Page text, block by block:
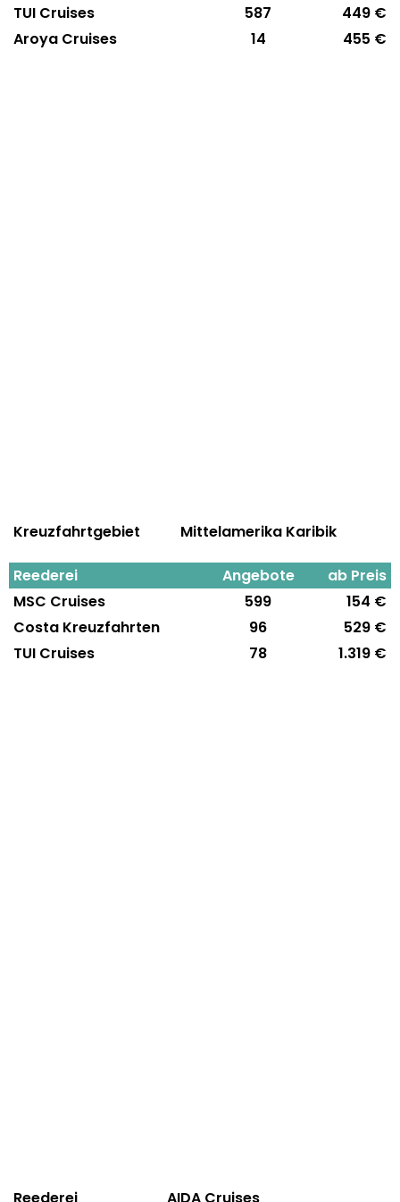
TUI Cruises 587
449 €
Aroya Cruises
14 455 €
Kreuzfahrtgebiet Mittelamerika Karibik
Reederei Angebote
ab Preis
MSC Cruises
599
154 €
Costa Kreuzfahrten
96
529 €
TUI Cruises
78 1.319 €